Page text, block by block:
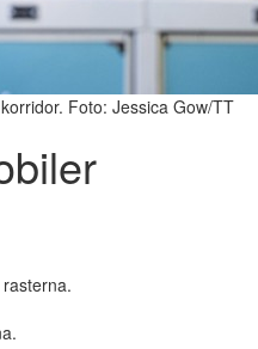
Foto: Jessica Gow/TT